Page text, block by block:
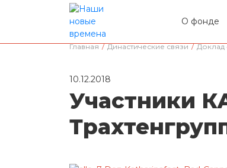
О фонде
Главная / Династические связи / Доклад
10.12.2018
Участники